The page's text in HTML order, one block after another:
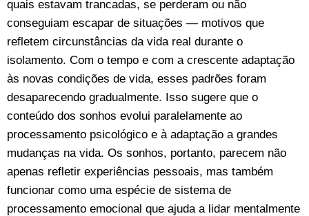
quais estavam trancadas, se perderam ou não
conseguiam escapar de situações — motivos que
refletem circunstâncias da vida real durante o
isolamento. Com o tempo e com a crescente adaptação
às novas condições de vida, esses padrões foram
desaparecendo gradualmente. Isso sugere que o
conteúdo dos sonhos evolui paralelamente ao
processamento psicológico e à adaptação a grandes
mudanças na vida. Os sonhos, portanto, parecem não
apenas refletir experiências pessoais, mas também
funcionar como uma espécie de sistema de
processamento emocional que ajuda a lidar mentalmente